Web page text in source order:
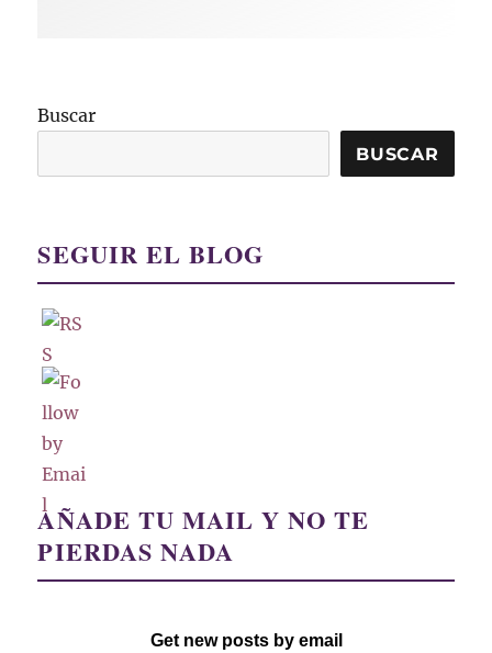
Buscar
BUSCAR
SEGUIR EL BLOG
AÑADE TU MAIL Y NO TE
PIERDAS NADA
Get new posts by email